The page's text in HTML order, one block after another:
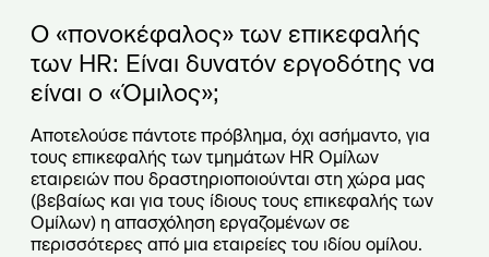
Ο «πονοκέφαλος» των επικεφαλής
των HR: Είναι δυνατόν εργοδότης να
είναι ο «Όμιλος»;
Αποτελούσε πάντοτε πρόβλημα, όχι ασήμαντο, για
τους επικεφαλής των τμημάτων HR Ομίλων
εταιρειών που δραστηριοποιούνται στη χώρα μας
(βεβαίως και για τους ίδιους τους επικεφαλής των
Ομίλων) η απασχόληση εργαζομένων σε
περισσότερες από μια εταιρείες του ιδίου ομίλου.